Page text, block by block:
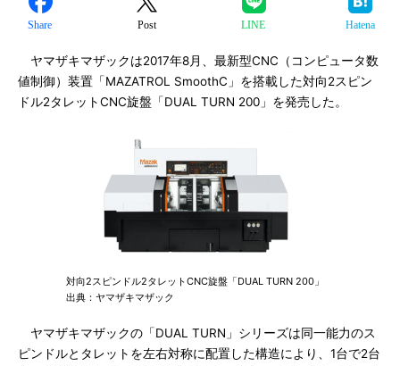
Share Post LINE Hatena
ヤマザキマザックは2017年8月、最新型CNC（コンピュータ数
値制御）装置「MAZATROL SmoothC」を搭載した対向2スピン
ドル2タレットCNC旋盤「DUAL TURN 200」を発売した。
対向2スピンドル2タレットCNC旋盤「DUAL TURN 200」
出典：ヤマザキマザック
ヤマザキマザックの「DUAL TURN」シリーズは同一能力のス
ピンドルとタレットを左右対称に配置した構造により、1台で2台